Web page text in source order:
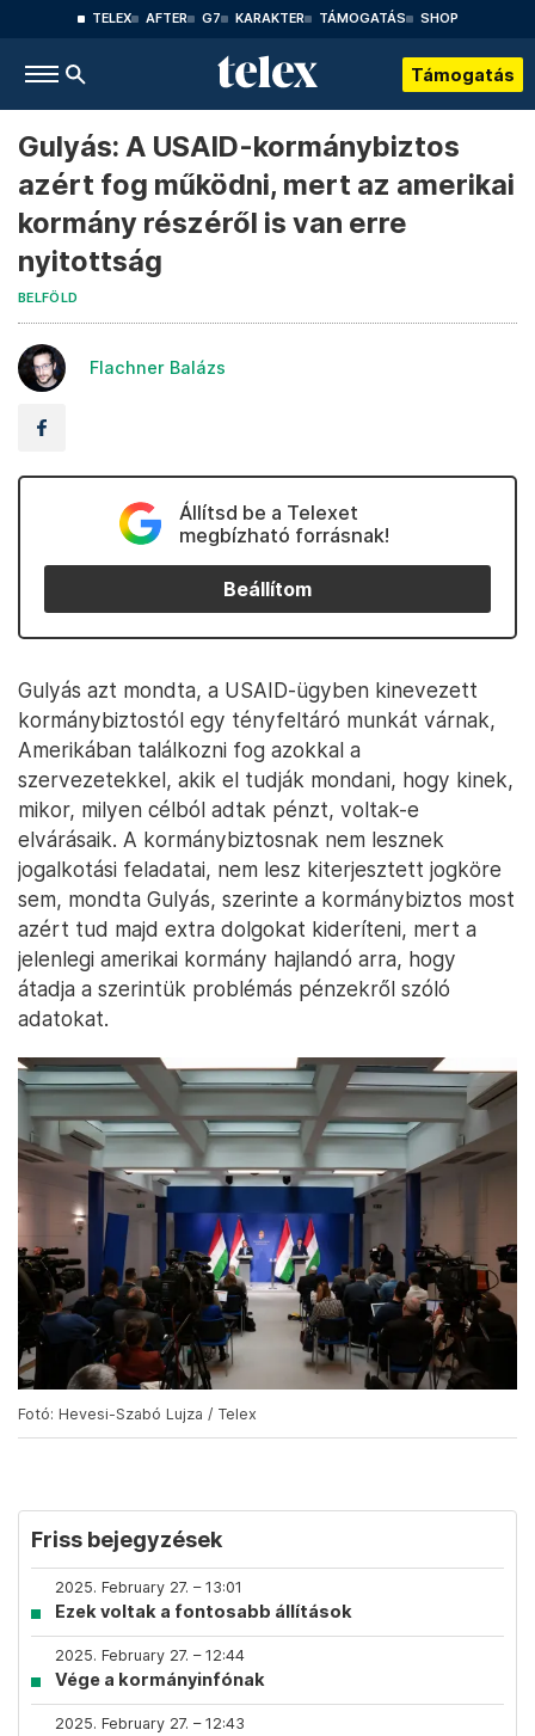
TELEX AFTER G7 KARAKTER TÁMOGATÁS SHOP
Támogatás
Gulyás: A USAID-kormánybiztos
azért fog működni, mert az amerikai
kormány részéről is van erre
nyitottság
BELFÖLD
Flachner Balázs
Állítsd be a Telexet
megbízható forrásnak!
Beállítom
Gulyás azt mondta, a USAID-ügyben kinevezett
kormánybiztostól egy tényfeltáró munkát várnak,
Amerikában találkozni fog azokkal a
szervezetekkel, akik el tudják mondani, hogy kinek,
mikor, milyen célból adtak pénzt, voltak-e
elvárásaik. A kormánybiztosnak nem lesznek
jogalkotási feladatai, nem lesz kiterjesztett jogköre
sem, mondta Gulyás, szerinte a kormánybiztos most
azért tud majd extra dolgokat kideríteni, mert a
jelenlegi amerikai kormány hajlandó arra, hogy
átadja a szerintük problémás pénzekről szóló
adatokat.
Fotó: Hevesi-Szabó Lujza / Telex
Friss bejegyzések
2025. February 27. – 13:01
Ezek voltak a fontosabb állítások
2025. February 27. – 12:44
Vége a kormányinfónak
2025. February 27. – 12:43